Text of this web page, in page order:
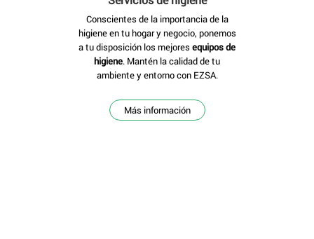
Conscientes de la importancia de la
higiene en tu hogar y negocio, ponemos
a tu disposición los mejores equipos de
higiene. Mantén la calidad de tu
ambiente y entorno con EZSA.
Más información